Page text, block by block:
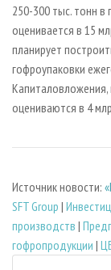
250-300 тыс. тонн в
оценивается в 15
планирует
гофроупаковки
Капиталовложения,
оцениваются в 4
Источник новости:
SFT Group |
производств |
гофропродукции |